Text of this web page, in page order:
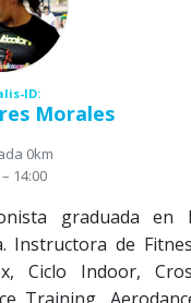
ID:
Morales
0km
14:00
graduada en
Instructora de
Ciclo Indoor,